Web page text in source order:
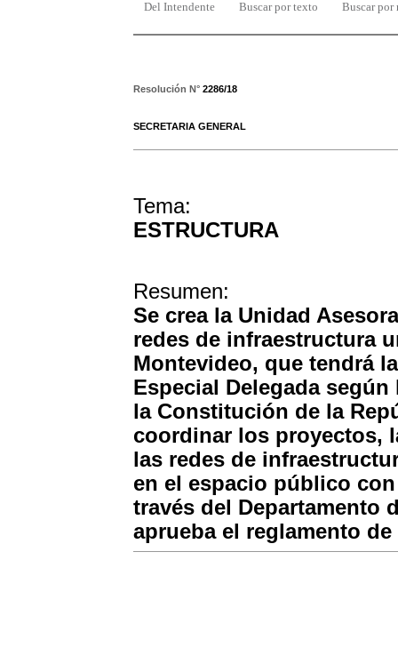
Del Intendente Buscar por texto Buscar por
Resolución N° 2286/18
SECRETARIA GENERAL
Tema:
ESTRUCTURA
Resumen:
Se crea la Unidad
redes de infraestructura
Montevideo, que tendrá
Especial Delegada
la Constitución de la
coordinar los proyectos,
las redes de
en el espacio público
través del Departamento
aprueba el reglamento